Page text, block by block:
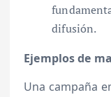
difusión.
Ejemplos de
Una campaña